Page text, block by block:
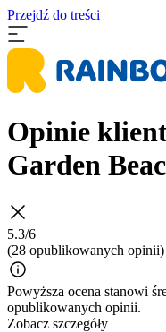
Przejdź do treści
Opinie
Garden
5.3/6
(28 opublikowanych opinii)
Powyższa ocena stanowi
opublikowanych opinii.
Zobacz szczegóły